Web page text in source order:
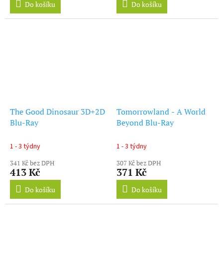
Do košíku Do košíku
The Good Dinosaur 3D+2D
Blu-Ray
1 - 3 týdny
341 Kč bez DPH
413 Kč
Do košíku
Tomorrowland - A World
Beyond Blu-Ray
1 - 3 týdny
307 Kč bez DPH
371 Kč
Do košíku